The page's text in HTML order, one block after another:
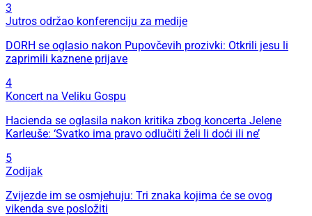
3
Jutros održao konferenciju za medije
DORH se oglasio nakon Pupovčevih prozivki: Otkrili jesu li
zaprimili kaznene prijave
4
Koncert na Veliku Gospu
Hacienda se oglasila nakon kritika zbog koncerta Jelene
Karleuše: ‘Svatko ima pravo odlučiti želi li doći ili ne’
5
Zodijak
Zvijezde im se osmjehuju: Tri znaka kojima će se ovog
vikenda sve posložiti